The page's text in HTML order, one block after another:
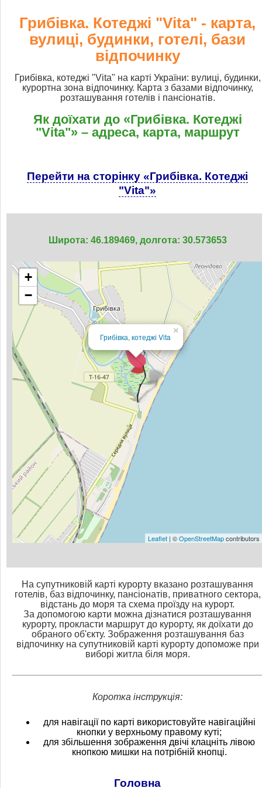
Грибівка. Котеджі "Vita" - карта,
вулиці, будинки, готелі, бази
відпочинку
Грибівка, котеджі "Vita" на карті України: вулиці, будинки,
курортна зона відпочинку. Карта з базами відпочинку,
розташування готелів і пансіонатів.
Як доїхати до «Грибівка. Котеджі
"Vita"» – адреса, карта, маршрут
Перейти на сторінку «Грибівка. Котеджі
"Vita"»
Широта: 46.189469, долгота: 30.573653
Грибівка, котеджі Vita
×
+
−
Leaflet | ©OpenStreetMapcontributors
На супутниковій карті курорту вказано розташування
готелів, баз відпочинку, пансіонатів, приватного сектора,
відстань до моря та схема проїзду на курорт.
За допомогою карти можна дізнатися розташування
курорту, прокласти маршрут до курорту, як доїхати до
обраного об'єкту. Зображення розташування баз
відпочинку на супутниковій карті курорту допоможе при
виборі житла біля моря.
Коротка інструкція:
для навігації по карті використовуйте навігаційні
кнопки у верхньому правому куті;
для збільшення зображення двічі клацніть лівою
кнопкою мишки на потрібній кнопці.
Головна